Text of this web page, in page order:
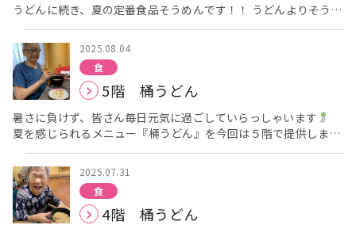
うどんに続き、夏の定番食品そうめんです！！ うどんよりそうめ
んの方が人気でおかわりされる方も多かったです。 具材はハム、
卵、きゅうり、干ししたけです
様子を覗きに来られています。 次回は４階で冷やしそうめんを
提供します。 お楽しみに
2025.08.04
食
5階 桶うどん
暑さに負けず、皆さん毎日元気に過ごしていらっしゃいます
夏を感じられるメニュー『桶うどん』を今回は５階で提供しまし
た！！ 皆さんが召し上がられている様子をご覧下さい。 のど越
しがよく、ツルツルっとうどんを啜られています
ね
次回は８月にそうめんを各階に提供します。 お楽しみに
アーバンケア稲田栄養課 高倉
2025.07.31
食
4階 桶うどん